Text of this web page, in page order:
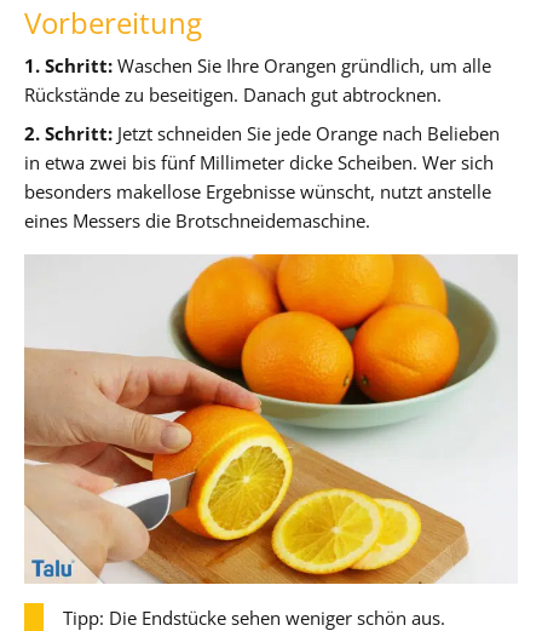
Vorbereitung
1. Schritt: Waschen Sie Ihre Orangen gründlich, um alle
Rückstände zu beseitigen. Danach gut abtrocknen.
2. Schritt: Jetzt schneiden Sie jede Orange nach Belieben
in etwa zwei bis fünf Millimeter dicke Scheiben. Wer sich
besonders makellose Ergebnisse wünscht, nutzt anstelle
eines Messers die Brotschneidemaschine.
Tipp: Die Endstücke sehen weniger schön aus.